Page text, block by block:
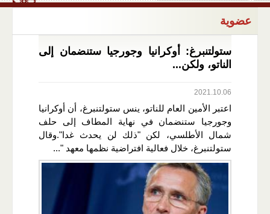
عضوية
ستولتنبرغ: أوكرانيا وجورجيا ستنضمان إلى
الناتو، ولكن...
2021.10.06
اعتبر الأمين العام للناتو، ينس ستولتنبرغ، أن أوكرانيا
وجورجيا ستنضمان في نهاية المطاف إلى حلف
شمال الأطلسي، لكن "ذلك لن يحدث غدا".وقال
ستولتنبرغ، خلال فعالية افتراضية نظمها معهد "...